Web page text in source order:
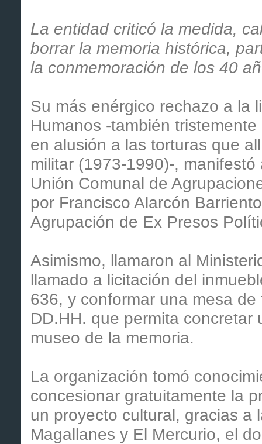
La entidad criticó la medida,
borrar la memoria histórica,
la conmemoración de los 40
Su más enérgico rechazo a la
Humanos -también
en alusión a las torturas que
militar (1973-1990)-,
Unión Comunal de
por Francisco Alarcón
Agrupación de Ex Presos
Asimismo, llamaron al
llamado a licitación del
636, y conformar una mesa
DD.HH. que permita
museo de la memoria.
La organización tomó
concesionar gratuitamente la
un proyecto cultural, gracias a
Magallanes y El Mercurio, el